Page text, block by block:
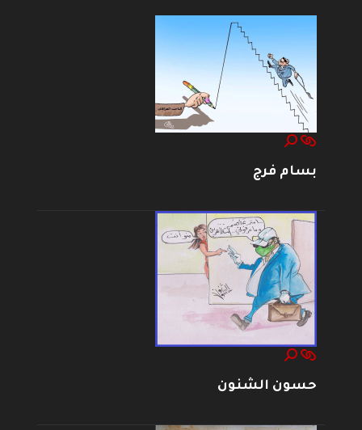
بسام فرج
حسون الشنون